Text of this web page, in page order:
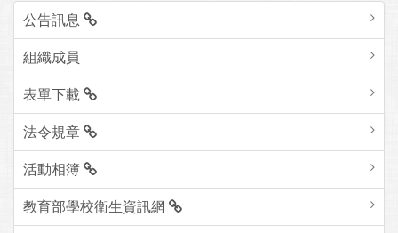
公告訊息
組織成員
表單下載
法令規章
活動相簿
教育部學校衛生資訊網